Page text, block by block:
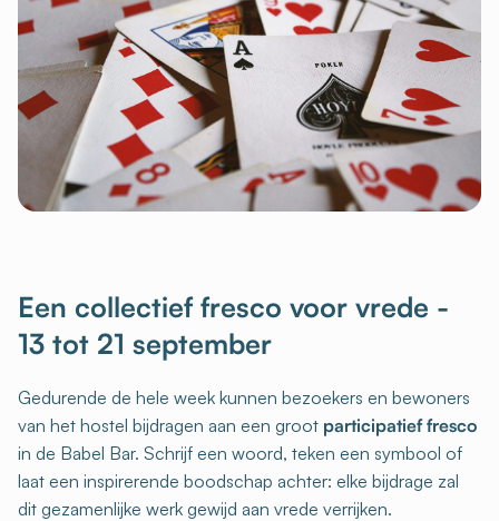
Een collectief fresco voor vrede -
13 tot 21 september
Gedurende de hele week kunnen bezoekers en bewoners
van het hostel bijdragen aan een groot participatief fresco
in de Babel Bar. Schrijf een woord, teken een symbool of
laat een inspirerende boodschap achter: elke bijdrage zal
dit gezamenlijke werk gewijd aan vrede verrijken.